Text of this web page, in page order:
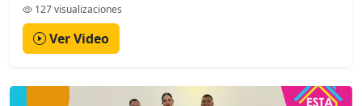
127 visualizaciones
Ver Video